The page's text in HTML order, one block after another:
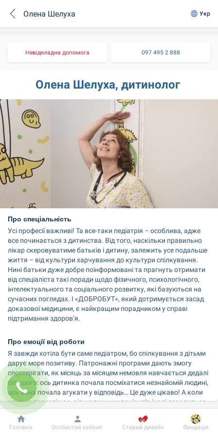
Олена Шелуха Укр
Невідкладна допомога 097 495 2 888
Олена Шелуха, дитинолог
Про спеціальність
Усі професії важливі! Та все-таки педіатрія – особлива, адже
все починається з дитинства. Від того, наскільки правильно
лікар скеровуватиме батьків і дитину, залежить усе подальше
життя – від культури харчування до культури спілкування.
Нині батьки дуже добре поінформовані та прагнуть отримати
від спеціаліста такі поради щодо фізичного, психологічного,
інтелектуального та соціального розвитку, які базуються на
сучасних поглядах. І «ДОБРОБУТ», який дотримується засад
доказової медицини, є найкращим порадником у справі
підтримання здоров’я.
Про емоції від роботи
Я завжди хотіла бути саме педіатром, бо спілкування з дітьми
дарує море позитиву. Патронажні програми дають змогу
спостерігати, як місяць за місяцем немовля навчається дедалі
більшого: ось дитинка почала посміхатися незнайомій людині,
ось вона почала агукати у відповідь… Це дуже цікаво! А коли
малеча дорослішає, від маленьких пацієнтів іноді доводиться
чути такі недитячі серйозні міркування, що це дивує й
захоплює.
Добробут Інформація Пацієнту
Головна Особистий кабінет Старий дизайн Фундація